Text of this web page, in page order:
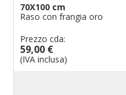
70X100 cm
Raso con frangia oro
Prezzo cda:
59,00 €
(IVA inclusa)